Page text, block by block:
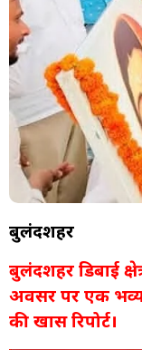
बुलंदशहर
बुलंदशहर डिबाई
अवसर पर एक भव्य
की खास रिपोर्ट।